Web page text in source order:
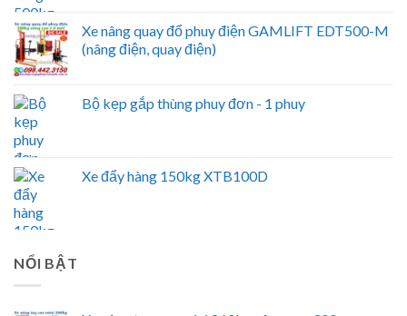
Xe nâng quay đổ phuy điện GAMLIFT EDT500-M
(nâng điện, quay điện)
Bộ kẹp gắp thùng phuy đơn - 1 phuy
Xe đẩy hàng 150kg XTB100D
NỔI BẬT